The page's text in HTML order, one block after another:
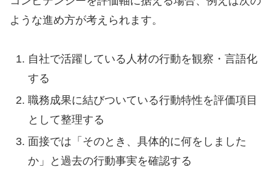
ような進め方が考えられます。
自社で活躍している人材の行動を観察・言語化
する
職務成果に結びついている行動特性を評価項目
として整理する
面接では「そのとき、具体的に何をしました
か」と過去の行動事実を確認する